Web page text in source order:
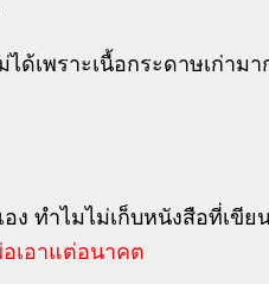
ด้เพราะเนื้อกระดาษเก่าม
ทำไมไม่เก็บหนังสือที่เขียน
เอาแต่อนาคต